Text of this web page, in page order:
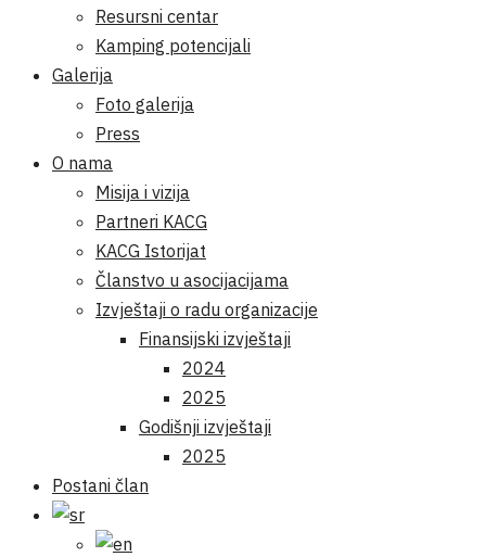
Resursni centar
Kamping potencijali
Galerija
Foto galerija
Press
O nama
Misija i vizija
Partneri KACG
KACG Istorijat
Članstvo u asocijacijama
Izvještaji o radu organizacije
Finansijski izvještaji
2024
2025
Godišnji izvještaji
2025
Postani član